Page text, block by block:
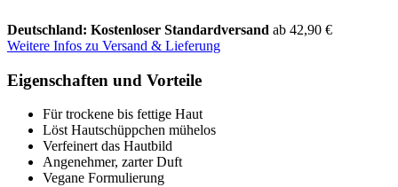
Deutschland: Kostenloser Standardversand ab 42,90 €
Weitere Infos zu Versand & Lieferung
Eigenschaften und Vorteile
Für trockene bis fettige Haut
Löst Hautschüppchen mühelos
Verfeinert das Hautbild
Angenehmer, zarter Duft
Vegane Formulierung